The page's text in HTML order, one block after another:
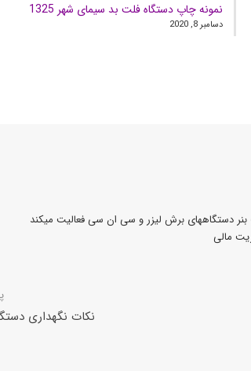
نمونه چاپ دستگاه فلت بد سیمای شهر 1325
دسامبر 8, 2020
مالی
نکات نگهداری